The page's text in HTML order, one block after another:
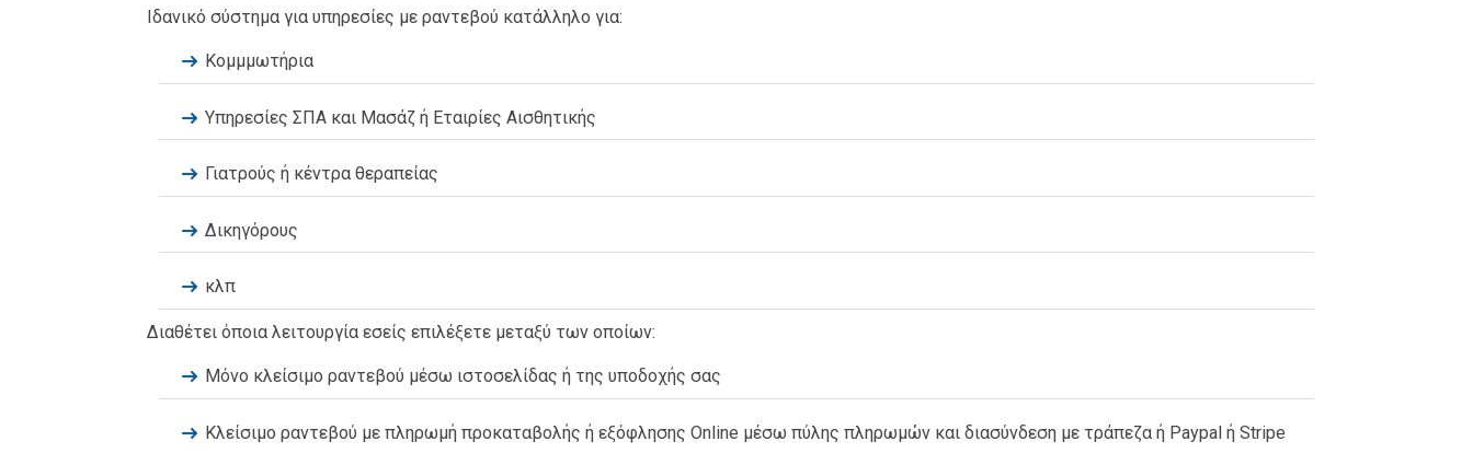
Ιδανικό σύστημα για υπηρεσίες με ραντεβού κατάλληλο για:
Κομμμωτήρια
Υπηρεσίες ΣΠΑ και Μασάζ ή Εταιρίες Αισθητικής
Γιατρούς ή κέντρα θεραπείας
Δικηγόρους
κλπ
Διαθέτει όποια λειτουργία εσείς επιλέξετε μεταξύ των οποίων:
Μόνο κλείσιμο ραντεβού μέσω ιστοσελίδας ή της υποδοχής σας
Κλείσιμο ραντεβού με πληρωμή προκαταβολής ή εξόφλησης Online μέσω πύλης πληρωμών και διασύνδεση με τράπεζα ή Paypal ή Stripe